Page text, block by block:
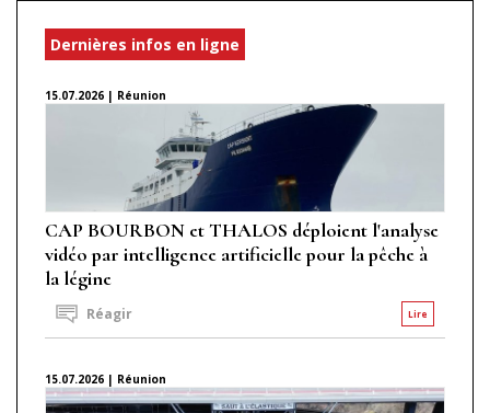
Dernières infos en ligne
15.07.2026 | Réunion
CAP BOURBON et THALOS déploient l'analyse
vidéo par intelligence artificielle pour la pêche à
la légine
Lire
Réagir
15.07.2026 | Réunion